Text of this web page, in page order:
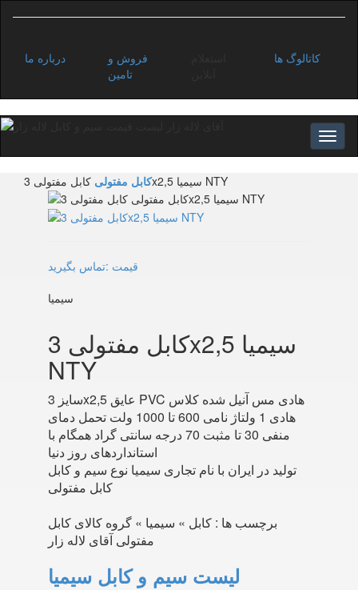
درباره ما
فروش و
تامین
کاتالوگ ها
کابل مفتولی کابل مفتولی 3x2,5 سیمیا NTY
قیمت :تماس بگیرید
سیمیا
کابل مفتولی 3x2,5 سیمیا
NTY
سایز 3x2,5 عایق PVC هادی مس آنیل شده کلاس
هادی 1 ولتاژ نامی 600 تا 1000 ولت تحمل دمای
منفی 30 تا مثبت 70 درجه سانتی گراد همگام با
استانداردهای روز دنیا
تولید در ایران با نام تجاری سیمیا نوع سیم و کابل
کابل مفتولی
برچسب ها : کابل » سیمیا » گروه کالای کابل
مفتولی آقای لاله زار
لیست سیم و کابل سیمیا